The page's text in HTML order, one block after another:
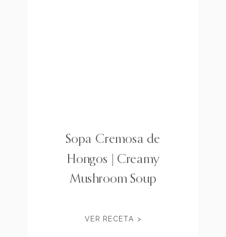
VER RECETA >
Sopa Cremosa de
Hongos | Creamy
Mushroom Soup